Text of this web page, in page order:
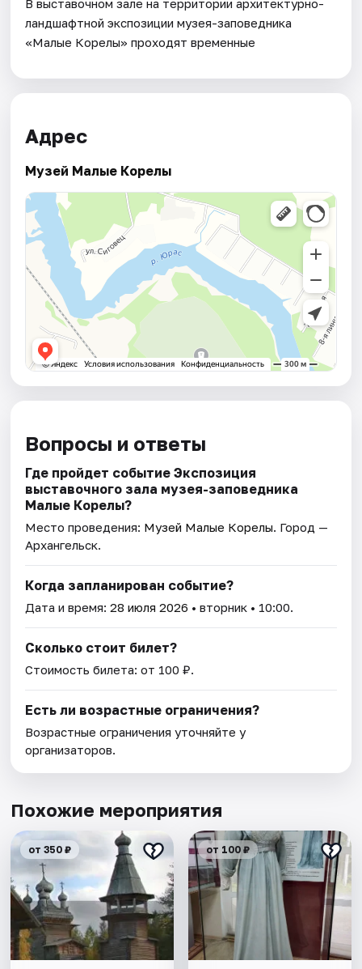
В выставочном зале на территории архитектурно-
ландшафтной экспозиции музея-заповедника
«Малые Корелы» проходят временные
Адрес
Музей Малые Корелы
Вопросы и ответы
Где пройдет событие Экспозиция
выставочного зала музея-заповедника
Малые Корелы?
Место проведения: Музей Малые Корелы. Город —
Архангельск.
Когда запланирован событие?
Дата и время:28 июля 2026 • вторник • 10:00.
Сколько стоит билет?
Стоимость билета: от 100 ₽.
Есть ли возрастные ограничения?
Возрастные ограничения уточняйте у
организаторов.
Похожие мероприятия
от 350 ₽ от 100 ₽